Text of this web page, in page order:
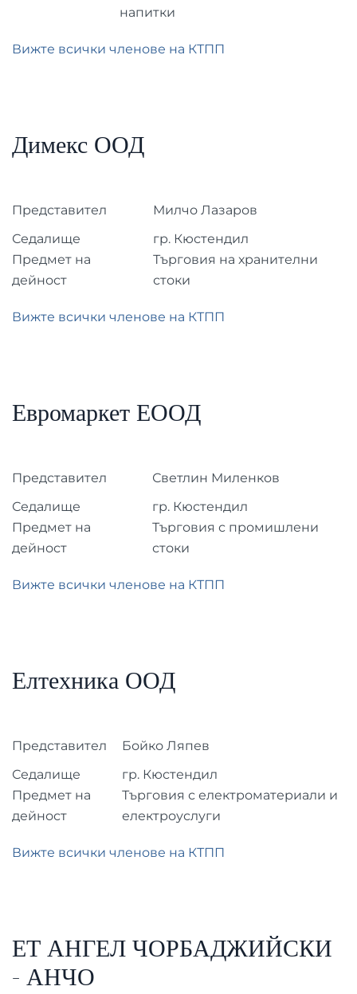
напитки
Вижте всички членове на КТПП
Димекс ООД
Представител
Милчо Лазаров
Седалище
гр. Кюстендил
Предмет на
дейност
Търговия на хранителни
стоки
Вижте всички членове на КТПП
Евромаркет ЕООД
Представител
Светлин Миленков
Седалище
гр. Кюстендил
Предмет на
дейност
Търговия с промишлени
стоки
Вижте всички членове на КТПП
Елтехника ООД
Представител
Бойко Ляпев
Седалище
гр. Кюстендил
Предмет на
дейност
Търговия с електроматериали и
електроуслуги
Вижте всички членове на КТПП
ЕТ АНГЕЛ ЧОРБАДЖИЙСКИ
- АНЧО